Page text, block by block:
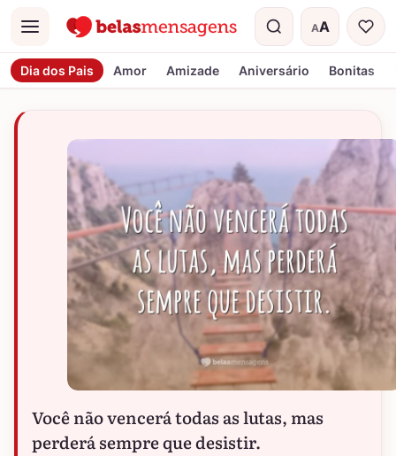
Menu AA
Tamanho do
Dia dos Pais Amor Amizade Aniversário Bonitas
Você não vencerá todas as lutas, mas
perderá sempre que desistir.